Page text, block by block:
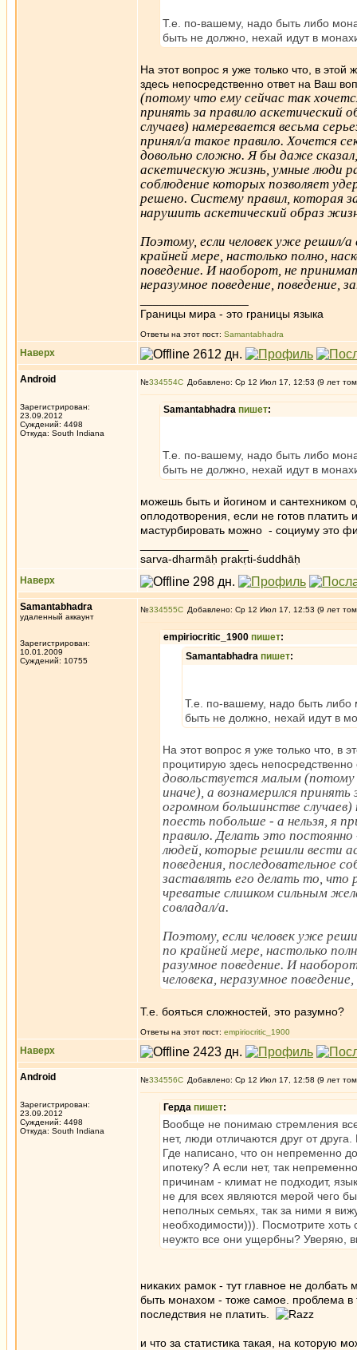
Т.е. по-вашему, надо быть либо
быть не должно, нехай идут в
На этот вопрос я уже только что, в
здесь непосредственно ответ на Ваш
(потому что ему сейчас так
принять за правило аскетический
случаев) намеревается весьма
принял/а такое правило. Хочется
довольно сложно. Я бы даже
аскетическую жизнь, умные люди
соблюдение которых позволяет
решено. Систему правил, которая
нарушить аскетический образ
Поэтому, если человек уже решил/
крайней мере, настолько полно,
поведение. И наоборот, не
неразумное поведение, поведение,
Границы мира - это границы языка
Ответы на этот пост: Samantabhadra
Наверх
Android
Зарегистрирован:
23.09.2012
Суждений: 4498
Откуда: South Indiana
№334554 Добавлено: Ср 12 Июл 17, 12:53 (9 лет
Samantabhadra пишет:
Т.е. по-вашему, надо быть либо
быть не должно, нехай идут в
можешь быть и йогином и сантехником
оплодотворения, если не готов
мастурбировать можно - социуму это
sarva-dharmāḥ prakṛti-śuddhāḥ
Наверх
Samantabhadra
удаленный аккаунт
Зарегистрирован:
10.01.2009
Суждений: 10755
№334555 Добавлено: Ср 12 Июл 17, 12:53 (9 лет
empiriocritic_1900 пишет:
Samantabhadra пишет:
Т.е. по-вашему, надо быть
быть не должно, нехай идут в
На этот вопрос я уже только что, в
процитирую здесь
довольствуется малым
иначе), а вознамерился
огромном большинстве
поесть побольше - а нельзя, я
правило. Делать это
людей, которые решили вести
поведения, последовательное
заставлять его делать то, что
чреватые слишком сильным
совладал/а.
Поэтому, если человек уже
по крайней мере, настолько
разумное поведение. И
человека, неразумное
Т.е. бояться сложностей, это разумно?
Ответы на этот пост: empiriocritic_1900
Наверх
Android
Зарегистрирован:
23.09.2012
Суждений: 4498
Откуда: South Indiana
№334556 Добавлено: Ср 12 Июл 17, 12:58 (9 лет
Герда пишет:
Вообще не понимаю стремления
нет, люди отличаются друг от
Где написано, что он непременно
ипотеку? А если нет, так
причинам - климат не подходит,
не для всех являются мерой чего
неполных семьях, так за ними я
необходимости))). Посмотрите хоть
неужто все они ущербны? Уверяю,
никаких рамок - тут главное не
быть монахом - тоже самое. проблема в
последствия не платить.
и что за статистика такая, на которую